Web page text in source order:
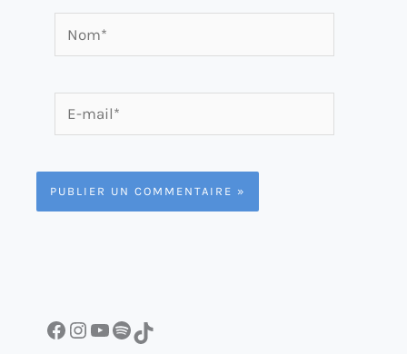
Nom*
mail*
Facebook InstagramYouTube Spotify TikTok